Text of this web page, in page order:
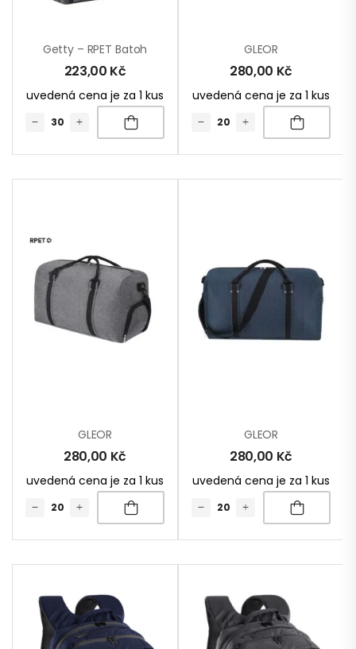
Getty – RPET Batoh
223,00 Kč
uvedená cena je za 1 kus
GLEOR
280,00 Kč
uvedená cena je za 1 kus
GLEOR
280,00 Kč
uvedená cena je za 1 kus
GLEOR
280,00 Kč
uvedená cena je za 1 kus